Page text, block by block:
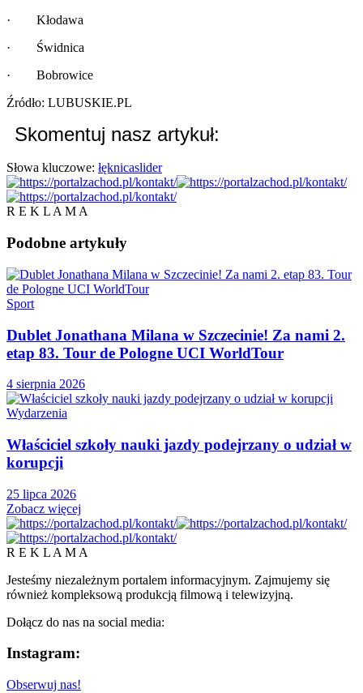
· Kłodawa
· Świdnica
· Bobrowice
Źródło: LUBUSKIE.PL
Skomentuj nasz artykuł:
Słowa kluczowe: łęknicaslider
R E K L A M A
Podobne artykuły
Sport
Dublet Jonathana Milana w Szczecinie! Za nami 2.
etap 83. Tour de Pologne UCI WorldTour
4 sierpnia 2026
Wydarzenia
Właściciel szkoły nauki jazdy podejrzany o udział w
korupcji
25 lipca 2026
Zobacz więcej
R E K L A M A
Jesteśmy niezależnym portalem informacyjnym. Zajmujemy się
również kompleksową produkcją filmową i telewizyjną.
Dołącz do nas na social media:
Instagram:
Obserwuj nas!